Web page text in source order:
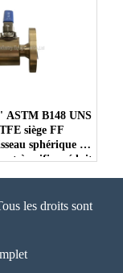
ASTM B148 UNS
siège FF
sphérique à
à orifice réduit
les droits sont